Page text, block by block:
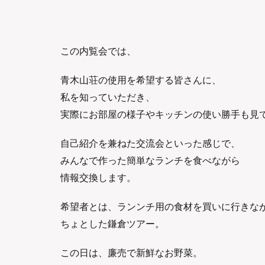
この内覧会では、
青木山荘の使用を希望する皆さんに、
私を知っていただき、
実際にお部屋の様子やキッチンの使い勝手も見
自己紹介を兼ねた交流会といった感じで、
みんなで作った簡単なランチを食べながら
情報交換します。
希望者とは、ランンチ用の食材を買いに行きな
ちょとした鎌倉ツアー。
この日は、廉売で新鮮なお野菜。